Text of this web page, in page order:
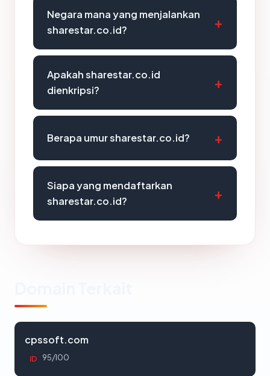
Negara mana yang menjalankan
sharestar.co.id?
Apakah sharestar.co.id
dienkripsi?
Berapa umur sharestar.co.id?
Siapa yang mendaftarkan
sharestar.co.id?
cpssoft.com
ID 95/100